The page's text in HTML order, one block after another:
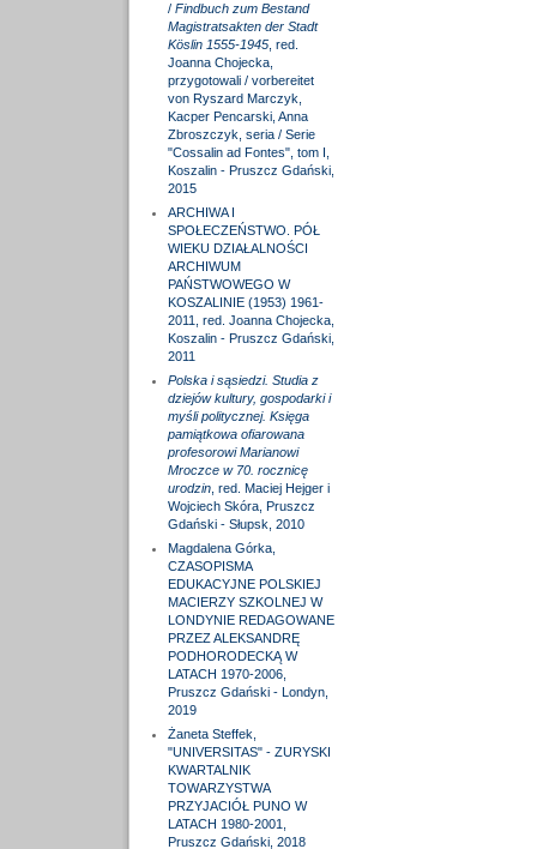
/ Findbuch zum Bestand
Magistratsakten der Stadt
Köslin 1555-1945, red.
Joanna Chojecka,
przygotowali / vorbereitet
von Ryszard Marczyk,
Kacper Pencarski, Anna
Zbroszczyk, seria / Serie
"Cossalin ad Fontes", tom I,
Koszalin - Pruszcz Gdański,
2015
ARCHIWA I
SPOŁECZEŃSTWO. PÓŁ
WIEKU DZIAŁALNOŚCI
ARCHIWUM
PAŃSTWOWEGO W
KOSZALINIE (1953) 1961-
2011, red. Joanna Chojecka,
Koszalin - Pruszcz Gdański,
2011
Polska i sąsiedzi. Studia z
dziejów kultury, gospodarki i
myśli politycznej. Księga
pamiątkowa ofiarowana
profesorowi Marianowi
Mroczce w 70. rocznicę
urodzin, red. Maciej Hejger i
Wojciech Skóra, Pruszcz
Gdański - Słupsk, 2010
Magdalena Górka,
CZASOPISMA
EDUKACYJNE POLSKIEJ
MACIERZY SZKOLNEJ W
LONDYNIE REDAGOWANE
PRZEZ ALEKSANDRĘ
PODHORODECKĄ W
LATACH 1970-2006,
Pruszcz Gdański - Londyn,
2019
Żaneta Steffek,
"UNIVERSITAS" - ZURYSKI
KWARTALNIK
TOWARZYSTWA
PRZYJACIÓŁ PUNO W
LATACH 1980-2001,
Pruszcz Gdański, 2018